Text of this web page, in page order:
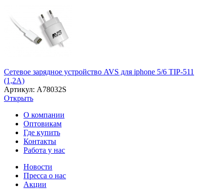
Сетевое зарядное устройство AVS для iphone 5/6 TIP-511
(1,2А)
Артикул: A78032S
Открыть
О компании
Оптовикам
Где купить
Контакты
Работа у нас
Новости
Пресса о нас
Акции